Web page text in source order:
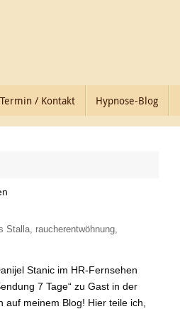
Termin / Kontakt Hypnose-Blog
Stalla, raucherentwöhnung,
Stanic im HR-Fernsehen
7 Tage“ zu Gast in der
auf meinem Blog! Hier teile ich,